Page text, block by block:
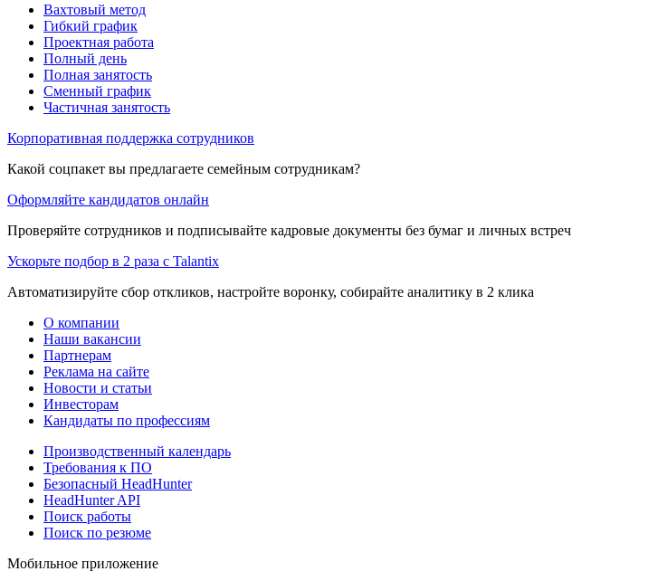
Вахтовый метод
Гибкий график
Проектная работа
Полный день
Полная занятость
Сменный график
Частичная занятость
Корпоративная поддержка сотрудников
Какой соцпакет вы предлагаете семейным сотрудникам?
Оформляйте кандидатов онлайн
Проверяйте сотрудников и подписывайте кадровые документы без бумаг и личных встреч
Ускорьте подбор в 2 раза с Talantix
Автоматизируйте сбор откликов, настройте воронку, собирайте аналитику в 2 клика
О компании
Наши вакансии
Партнерам
Реклама на сайте
Новости и статьи
Инвесторам
Кандидаты по профессиям
Производственный календарь
Требования к ПО
Безопасный HeadHunter
HeadHunter API
Поиск работы
Поиск по резюме
Мобильное приложение